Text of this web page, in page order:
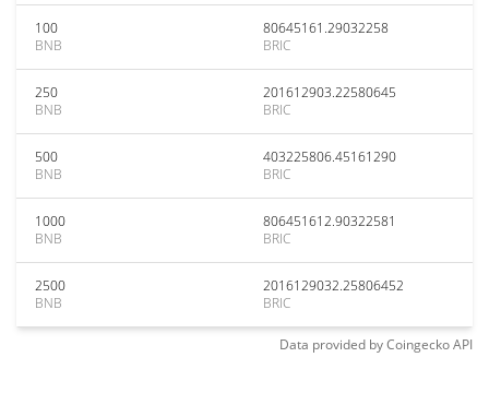
100
BNB
80645161.29032258
BRIC
250
BNB
201612903.22580645
BRIC
500
BNB
403225806.45161290
BRIC
1000
BNB
806451612.90322581
BRIC
2500
BNB
2016129032.25806452
BRIC
Data provided byCoingeckoAPI